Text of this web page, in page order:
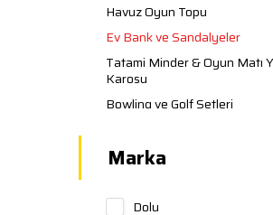
Havuz Oyun Topu
Ev Bank ve Sandalyeler
Tatami Minder & Oyun Matı
Karosu
Bowling ve Golf Setleri
Top Çeşitleri
Çitler
Marka
Dolu